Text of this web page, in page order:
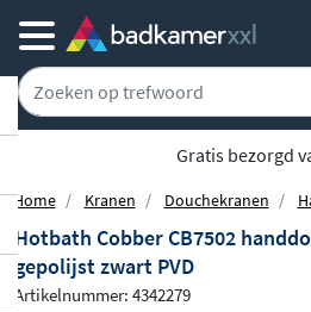
Gratis bezorgd
Home Kranen Douchekranen
Hotbath Cobber CB7502
gepolijst zwart PVD
Artikelnummer: 4342279